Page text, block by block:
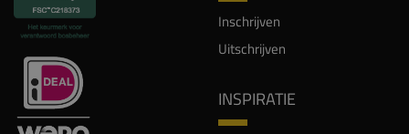
Inschrijven
Uitschrijven
INSPIRATIE